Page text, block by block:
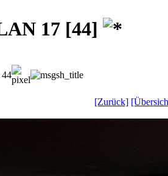
17 [44]
[Zurück]